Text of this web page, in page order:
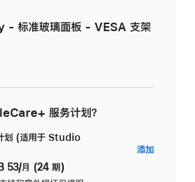
标准玻璃面板 - VESA 支架
服务计划？
划 (适用于 Studio
53/月 (24 期)
添加